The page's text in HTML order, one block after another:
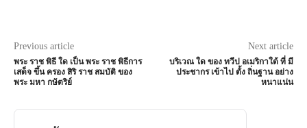
Previous article
พระ ราช พิธี ใด เป็น พระ ราช พิธีการ
เสด็จ ขึ้น ครอง สิริ ราช สมบัติ ของ
พระ มหา กษัตริย์
Next article
บริเวณ ใด ของ ทวีป อเมริกาใต้ ที่ มี
ประชากร เข้าไป ตั้ง ถิ่นฐาน อย่าง
หนาแน่น